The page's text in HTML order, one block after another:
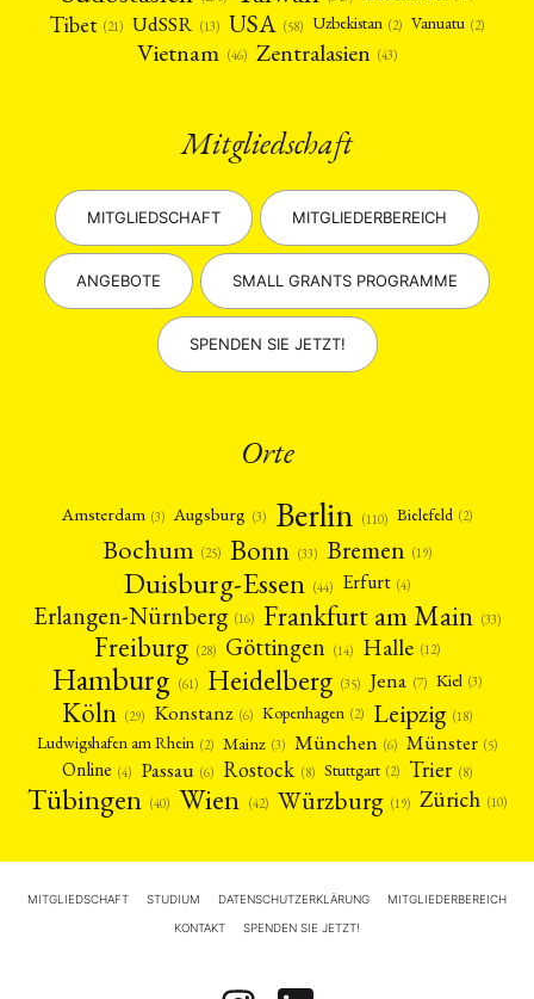
Tibet (21) UdSSR (13) USA (58) Uzbekistan (2) Vanuatu (2)
Vietnam (46) Zentralasien (43)
Mitgliedschaft
MITGLIEDSCHAFT MITGLIEDERBEREICH
ANGEBOTE SMALL GRANTS PROGRAMME
SPENDEN SIE JETZT!
Orte
Amsterdam (3) Augsburg (3) Berlin (110) Bielefeld (2)
Bochum (25) Bonn (33) Bremen (19)
Duisburg-Essen (44) Erfurt (4)
Erlangen-Nürnberg (16) Frankfurt am Main (33)
Freiburg (28) Göttingen (14) Halle (12)
Hamburg (61) Heidelberg (35) Jena (7) Kiel (3)
Köln (29) Konstanz (6) Kopenhagen (2) Leipzig (18)
Ludwigshafen am Rhein (2) Mainz (3) München (6) Münster (5)
Online (4) Passau (6) Rostock (8) Stuttgart (2) Trier (8)
Tübingen (40) Wien (42) Würzburg (19) Zürich (10)
MITGLIEDSCHAFT STUDIUM DATENSCHUTZERKLÄRUNG MITGLIEDERBEREICH
KONTAKT SPENDEN SIE JETZT!